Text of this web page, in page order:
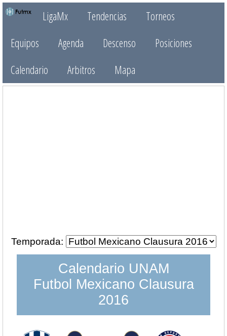
LigaMx Tendencias
Torneos
Equipos
Agenda Descenso
Posiciones
Calendario
Arbitros Mapa
Temporada:
Calendario UNAM
Futbol Mexicano Clausura
2016